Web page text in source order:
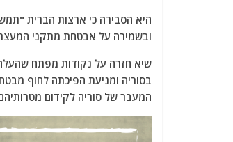
היא הסבירה כי ארצות הברית
ובשמירה על אבטחת מתקני
שיא חזרה על נקודות מפתח שהעלה
בסוריה ומניעת הפיכתה לחוף
המעבר של סוריה לקידום